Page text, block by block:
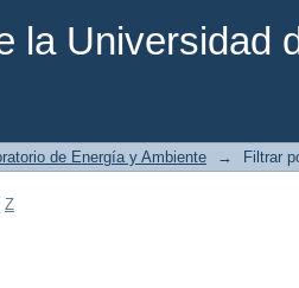
la Universidad
de Energía y Ambiente → Filtrar
Z